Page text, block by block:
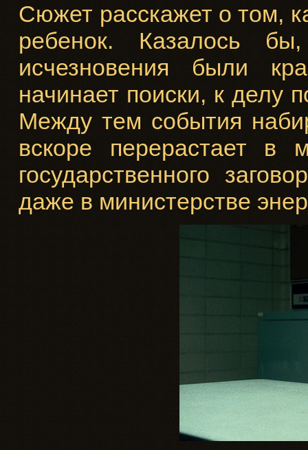
Сюжет расскажет о том,
ребенок. Казалось
исчезновения были
начинает поиски, к делу
Между тем события
вскоре перерастает в
государственного
даже в министерстве